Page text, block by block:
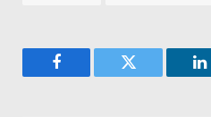
Facebook Twitter